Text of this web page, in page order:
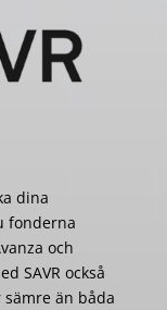
dina
fonderna
och
SAVR också
än båda